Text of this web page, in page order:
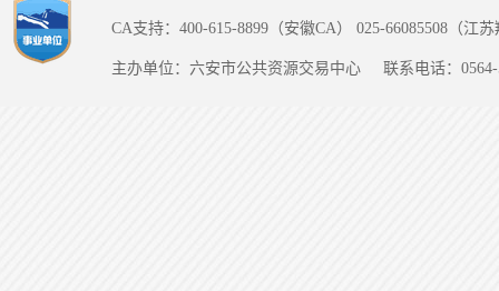
CA支持：400-615-8899（安徽CA） 025-66085508（江
主办单位：六安市公共资源交易中心 联系电话：0564-